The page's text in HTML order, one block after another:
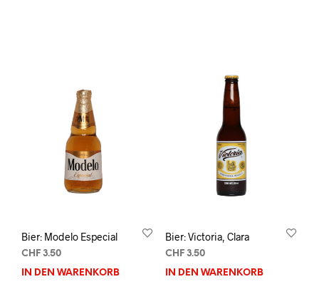
Bier: Modelo Especial
CHF 3.50
IN DEN WARENKORB
Bier: Victoria, Clara
CHF3.50
IN DEN WARENKORB